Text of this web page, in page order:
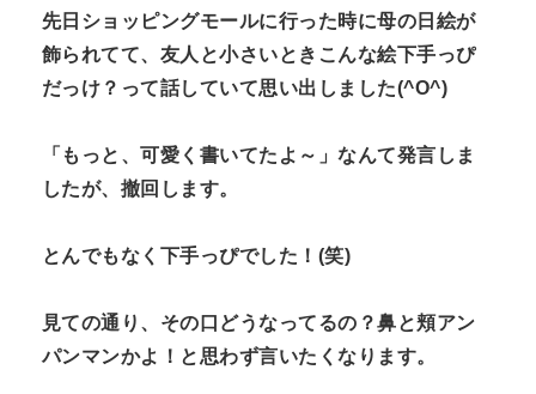
先日ショッピングモールに行った時に母の日絵が
飾られてて、友人と小さいときこんな絵下手っぴ
だっけ？って話していて思い出しました(^O^)
「もっと、可愛く書いてたよ～」なんて発言しま
したが、撤回します。
とんでもなく下手っぴでした！(笑)
見ての通り、その口どうなってるの？鼻と頬アン
パンマンかよ！と思わず言いたくなります。